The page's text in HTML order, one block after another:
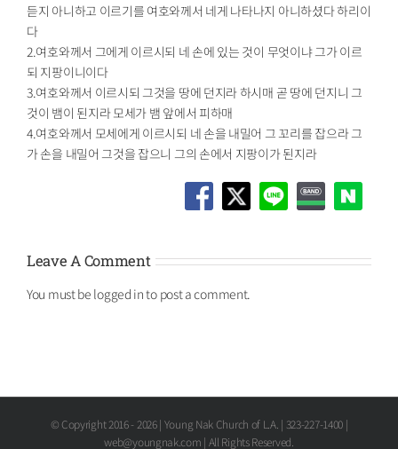
듣지 아니하고 이르기를 여호와께서 네게 나타나지 아니하셨다 하리이
다
2.여호와께서 그에게 이르시되 네 손에 있는 것이 무엇이냐 그가 이르
되 지팡이니이다
3.여호와께서 이르시되 그것을 땅에 던지라 하시매 곧 땅에 던지니 그
것이 뱀이 된지라 모세가 뱀 앞에서 피하매
4.여호와께서 모세에게 이르시되 네 손을 내밀어 그 꼬리를 잡으라 그
가 손을 내밀어 그것을 잡으니 그의 손에서 지팡이가 된지라
Leave A Comment
You must be logged into post a comment.
© Copyright 2016 - 2026 | Young Nak Church of L.A. | 323-227-1400 |
web@youngnak.com | All Rights Reserved.